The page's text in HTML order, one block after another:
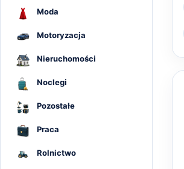
Moda
Motoryzacja
Nieruchomości
Noclegi
Pozostałe
Praca
Rolnictwo